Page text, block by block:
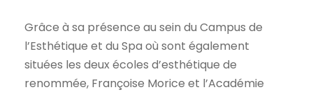
Grâce à sa présence au sein du Campus de
l’Esthétique et du Spa où sont également
situées les deux écoles d’esthétique de
renommée, Françoise Morice et l’Académie